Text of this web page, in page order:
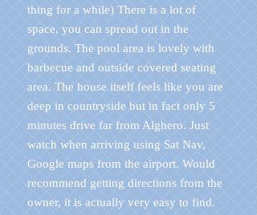
thing for a while) There is a lot of
space, you can spread out in the
grounds. The pool area is lovely with
barbecue and outside covered seating
area. The house itself feels like you are
deep in countryside but in fact only 5
minutes drive far from Alghero. Just
watch when arriving using Sat Nav,
Google maps from the airport. Would
recommend getting directions from the
owner, it is actually very easy to find.